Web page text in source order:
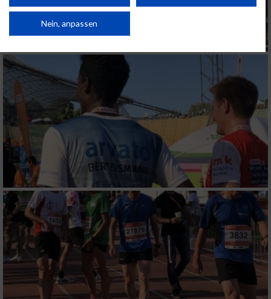
von Inhalten.
Daten können außerhalb der Europäischen Union weitergegeben und in die
Website/App.
Partnerliste anzeigen (1 IAB-Anbieter)
Wir nutzen Ihre Daten für folgende Zwecke:
IAB-Verarbeitungszwecke:
Speichern von oder Zugriff auf Informationen
auf einem Endgerät
Verwendung reduzierter Daten zur Auswahl
von Werbeanzeigen
Erstellung von Profilen für personalisierte
Werbung
Verwendung von Profilen zur Auswahl
personalisierter Werbung
Erstellung von Profilen zur Personalisierung
von Inhalten
Nein, anpassen